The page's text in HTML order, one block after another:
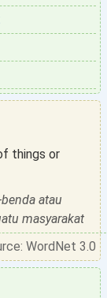
things or
atau
masyarakat
WordNet 3.0